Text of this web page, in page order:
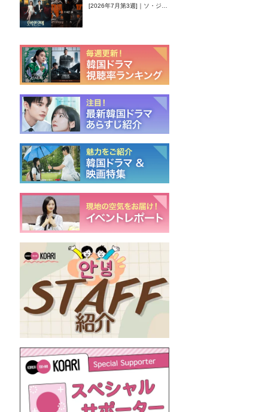
[2026年7月第3週]｜ソ・ジソ